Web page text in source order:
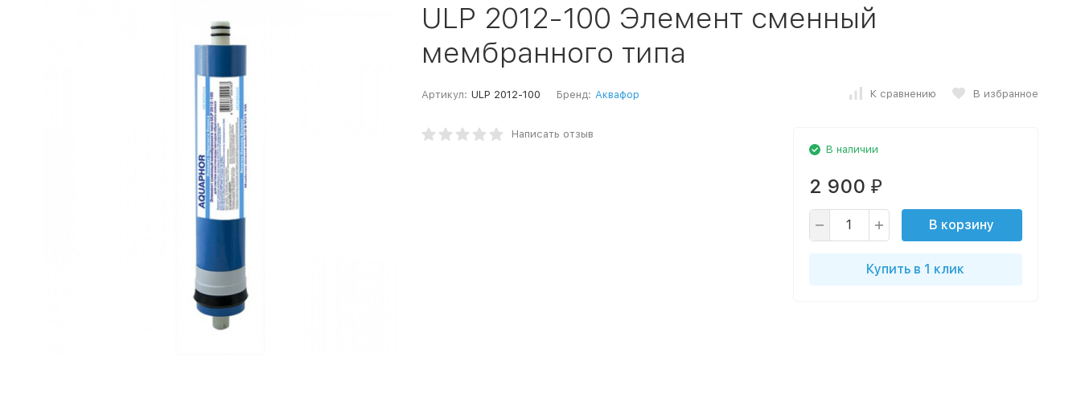
ULP 2012-100 Элемент сменный
мембранного типа
Артикул: ULP 2012-100 Бренд: Аквафор К сравнению В избранное
Написать отзыв
В наличии
2 900 ₽
В корзину
Купить в 1 клик